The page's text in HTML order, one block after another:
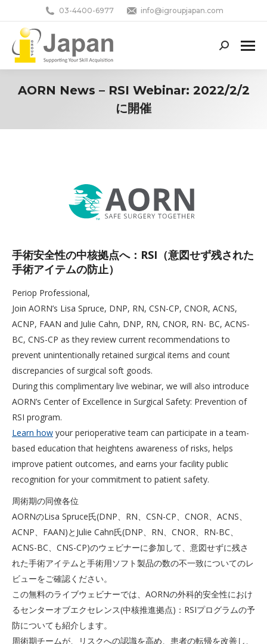
03-4400-6977 info@igroupjapan.com
Search:
AORN News – RSI Webinar: 2022/2/2
に開催
手術安全性の中核拠点へ：RSI（意図せず残された
手術アイテムの防止）
Periop Professional,
Join AORN’s Lisa Spruce, DNP, RN, CSN-CP, CNOR, ACNS,
ACNP, FAAN and Julie Cahn, DNP, RN, CNOR, RN- BC, ACNS-
BC, CNS-CP as they review current recommendations to
prevent unintentionally retained surgical items and count
discrepancies of surgical soft goods.
During this complimentary live webinar, we will also introduce
AORN’s Center of Excellence in Surgical Safety: Prevention of
RSI program.
Learn how your perioperative team can participate in a team-
based education that heightens awareness of risks, helps
improve patient outcomes, and earns your facility public
recognition for your commitment to patient safety.
周術期の同僚各位
AORNのLisa Spruce氏(DNP、RN、CSN-CP、CNOR、ACNS、
ACNP、FAAN)とJulie Cahn氏(DNP、RN、CNOR、RN-BC、
ACNS-BC、CNS-CP)のウェビナーに参加して、意図せずに残さ
れた手術アイテムと手術用ソフト製品の数の不一致についてのレ
ビューをご確認ください。
この無料のライブウェビナーでは、AORNの外科的安全性におけ
るセンターオブエクセレンス(中核推進拠点)：RSIプログラムの予
防についても紹介します。
周術期チームが、リスクへの認識を高め、患者の転帰を改善し、